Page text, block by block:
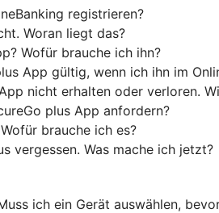
registrieren?
Woran liegt das?
Wofür brauche ich ihn?
App gültig, wenn ich ihn im
nicht erhalten oder verloren.
plus App anfordern?
brauche ich es?
vergessen. Was mache ich jetzt?
ich ein Gerät auswählen,